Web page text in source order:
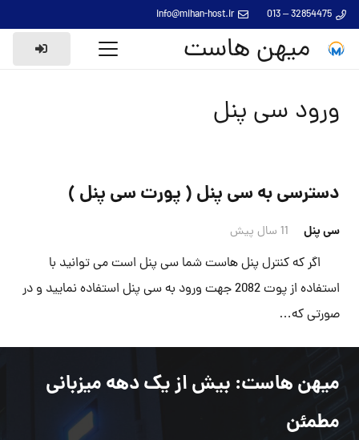
32854475 – 013
info@mihan-host.ir
میهن هاست
ورود سی پنل
دسترسی به سی پنل ( پورت سی پنل )
سی پنل 11 سال پیش
اگر که کنترل پنل هاست شما سی پنل است می توانید با
استفاده از پوت 2082 جهت ورود به سی پنل استفاده نمایید و در
صورتی که…
میهن هاست: بیش از یک دهه میزبانی
مطمئن